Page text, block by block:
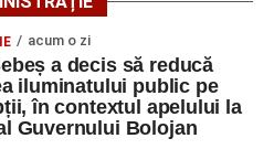
o seară dedicată tradițiilor
folcloric organizat în
Fărcașiu.
se numără spectacolul de
acum o zi
a decis să reducă
iluminatului public pe
în contextul apelului la
Guvernului Bolojan